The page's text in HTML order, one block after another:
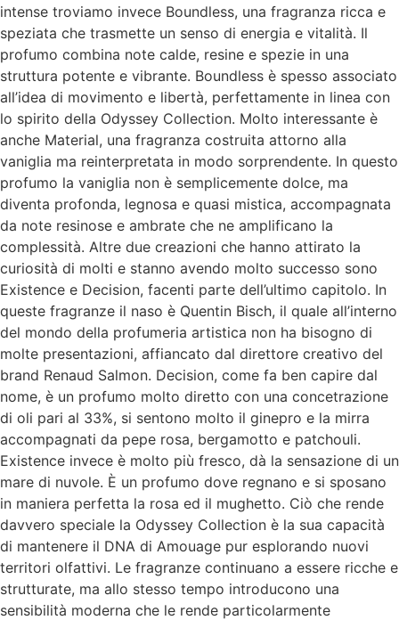
intense troviamo invece Boundless, una fragranza ricca e
speziata che trasmette un senso di energia e vitalità. Il
profumo combina note calde, resine e spezie in una
struttura potente e vibrante. Boundless è spesso associato
all’idea di movimento e libertà, perfettamente in linea con
lo spirito della Odyssey Collection. Molto interessante è
anche Material, una fragranza costruita attorno alla
vaniglia ma reinterpretata in modo sorprendente. In questo
profumo la vaniglia non è semplicemente dolce, ma
diventa profonda, legnosa e quasi mistica, accompagnata
da note resinose e ambrate che ne amplificano la
complessità. Altre due creazioni che hanno attirato la
curiosità di molti e stanno avendo molto successo sono
Existence e Decision, facenti parte dell’ultimo capitolo. In
queste fragranze il naso è Quentin Bisch, il quale all’interno
del mondo della profumeria artistica non ha bisogno di
molte presentazioni, affiancato dal direttore creativo del
brand Renaud Salmon. Decision, come fa ben capire dal
nome, è un profumo molto diretto con una concetrazione
di oli pari al 33%, si sentono molto il ginepro e la mirra
accompagnati da pepe rosa, bergamotto e patchouli.
Existence invece è molto più fresco, dà la sensazione di un
mare di nuvole. È un profumo dove regnano e si sposano
in maniera perfetta la rosa ed il mughetto. Ciò che rende
davvero speciale la Odyssey Collection è la sua capacità
di mantenere il DNA di Amouage pur esplorando nuovi
territori olfattivi. Le fragranze continuano a essere ricche e
strutturate, ma allo stesso tempo introducono una
sensibilità moderna che le rende particolarmente